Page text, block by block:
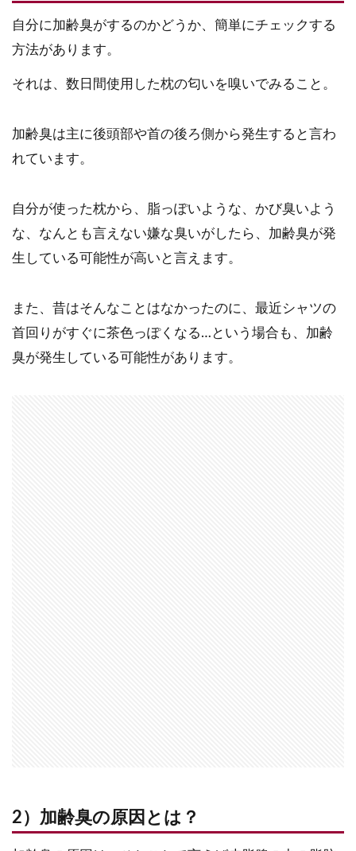
自分に加齢臭がするのかどうか、簡単にチェックする
方法があります。
それは、数日間使用した枕の匂いを嗅いでみること。
加齢臭は主に後頭部や首の後ろ側から発生すると言わ
れています。
自分が使った枕から、脂っぽいような、かび臭いよう
な、なんとも言えない嫌な臭いがしたら、加齢臭が発
生している可能性が高いと言えます。
また、昔はそんなことはなかったのに、最近シャツの
首回りがすぐに茶色っぽくなる…という場合も、加齢
臭が発生している可能性があります。
2）加齢臭の原因とは？